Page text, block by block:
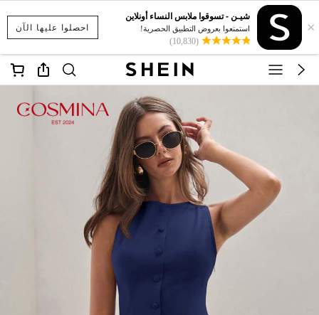
احصلوا عليها الآن ×
شيـن - تسوقوا ملابس النساء أونلاين
استمتعوا بعروض التطبيق الحصرية!
(10,830)